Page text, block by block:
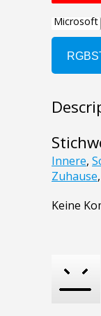
Innere,
Zuhause,
Keine